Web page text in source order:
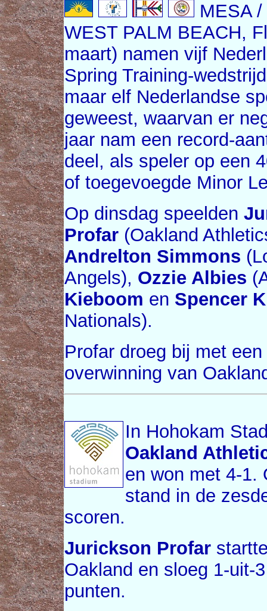
MESA
WEST PALM BEACH,
maart) namen vijf
Spring Training-
maar elf Nederlandse
geweest, waarvan er
jaar nam een record-
deel, als speler op een
of toegevoegde Minor
Op dinsdag speelden
Profar(Oakland
Andrelton Simmons
Angels), Ozzie Albies
Kieboom en Spencer
Nationals).
Profar droeg bij met
overwinning van
In Hohokam
Oakland
en won met 4-1.
stand in de
scoren.
Jurickson Profar
Oakland en sloeg 1-uit-
punten.